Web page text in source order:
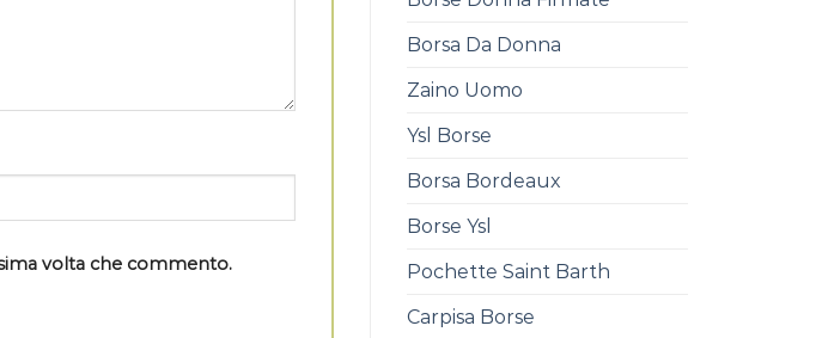
Borsa Da Donna
Zaino Uomo
Ysl Borse
Borsa Bordeaux
Borse Ysl
Pochette Saint Barth
Carpisa Borse
volta che commento.